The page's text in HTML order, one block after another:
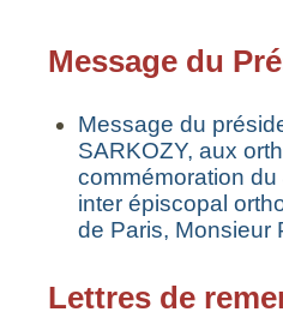
Message du
Message du
SARKOZY, aux
commémoration
inter épiscopal
de Paris, Monsieur
Lettres de